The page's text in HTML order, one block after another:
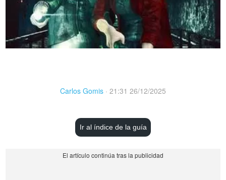
Carlos Gomis · 21:31 26/12/2025
Ir al índice de la guía